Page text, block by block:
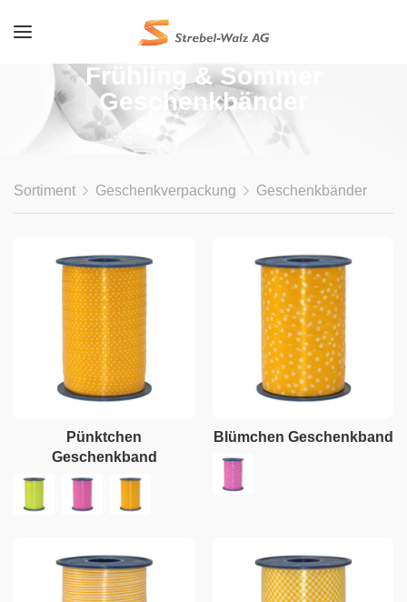
Frühling & Sommer
Geschenkbänder
Sortiment Geschenkverpackung Geschenkbänder
Pünktchen
Geschenkband
Blümchen Geschenkband